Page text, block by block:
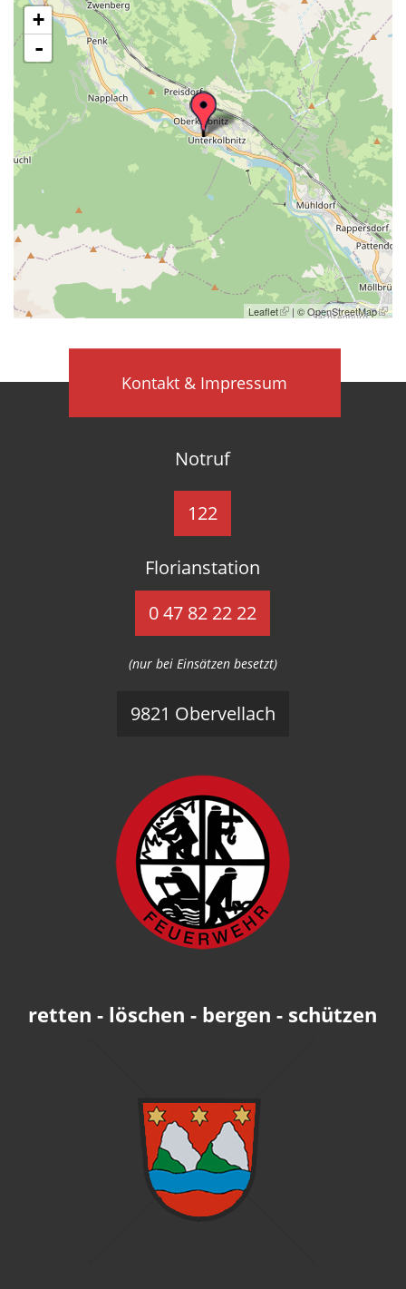
+
-
Leaflet | ©OpenStreetMap
Kontakt & Impressum
Notruf
122
Florianstation
0 47 82 22 22
(nur bei Einsätzen besetzt)
9821 Obervellach
retten - löschen - bergen - schützen